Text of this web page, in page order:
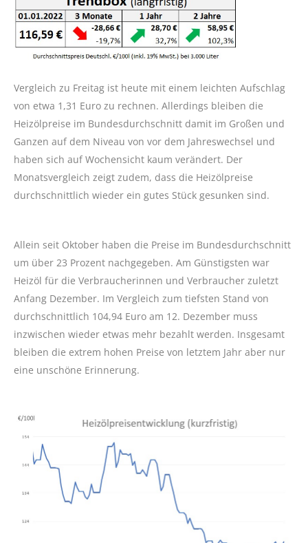
Vergleich zu Freitag ist heute mit einem leichten Aufschlag
von etwa 1,31 Euro zu rechnen. Allerdings bleiben die
Heizölpreise im Bundesdurchschnitt damit im Großen und
Ganzen auf dem Niveau von vor dem Jahreswechsel und
haben sich auf Wochensicht kaum verändert. Der
Monatsvergleich zeigt zudem, dass die Heizölpreise
durchschnittlich wieder ein gutes Stück gesunken sind.
Allein seit Oktober haben die Preise im Bundesdurchschnitt
um über 23 Prozent nachgegeben. Am Günstigsten war
Heizöl für die Verbraucherinnen und Verbraucher zuletzt
Anfang Dezember. Im Vergleich zum tiefsten Stand von
durchschnittlich 104,94 Euro am 12. Dezember muss
inzwischen wieder etwas mehr bezahlt werden. Insgesamt
bleiben die extrem hohen Preise von letztem Jahr aber nur
eine unschöne Erinnerung.